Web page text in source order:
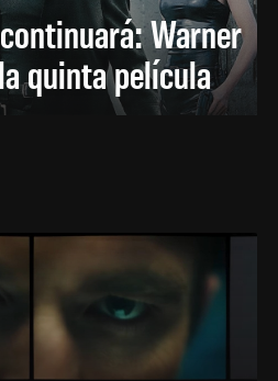
Warner
quinta película